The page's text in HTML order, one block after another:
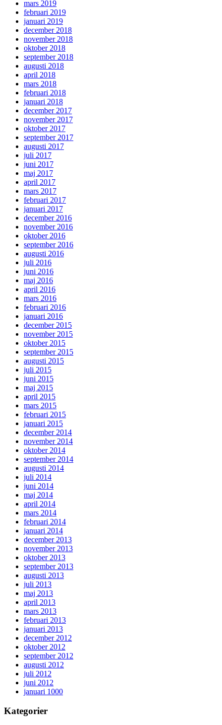
mars 2019
februari 2019
januari 2019
december 2018
november 2018
oktober 2018
september 2018
augusti 2018
april 2018
mars 2018
februari 2018
januari 2018
december 2017
november 2017
oktober 2017
september 2017
augusti 2017
juli 2017
juni 2017
maj 2017
april 2017
mars 2017
februari 2017
januari 2017
december 2016
november 2016
oktober 2016
september 2016
augusti 2016
juli 2016
juni 2016
maj 2016
april 2016
mars 2016
februari 2016
januari 2016
december 2015
november 2015
oktober 2015
september 2015
augusti 2015
juli 2015
juni 2015
maj 2015
april 2015
mars 2015
februari 2015
januari 2015
december 2014
november 2014
oktober 2014
september 2014
augusti 2014
juli 2014
juni 2014
maj 2014
april 2014
mars 2014
februari 2014
januari 2014
december 2013
november 2013
oktober 2013
september 2013
augusti 2013
juli 2013
maj 2013
april 2013
mars 2013
februari 2013
januari 2013
december 2012
oktober 2012
september 2012
augusti 2012
juli 2012
juni 2012
januari 1000
Kategorier